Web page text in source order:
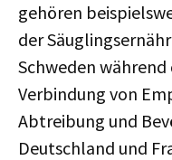
gehören
der
Schweden
Verbindung von
Abtreibung und
Deutschland und